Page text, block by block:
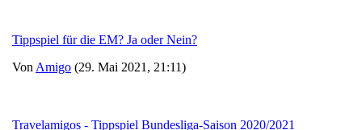
Tippspiel für die EM? Ja oder Nein?
Von Amigo (29. Mai 2021, 21:11)
Travelamigos - Tippspiel Bundesliga-Saison 2020/2021